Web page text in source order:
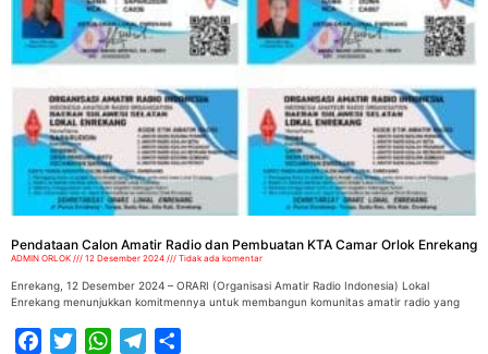
Pendataan Calon Amatir Radio dan Pembuatan KTA Camar Orlok Enrekang
ADMIN ORLOK 12 Desember 2024 Tidak ada komentar
Enrekang, 12 Desember 2024 – ORARI (Organisasi Amatir Radio Indonesia) Lokal
Enrekang menunjukkan komitmennya untuk membangun komunitas amatir radio yang
FacebookTwitterWhatsAppTelegram